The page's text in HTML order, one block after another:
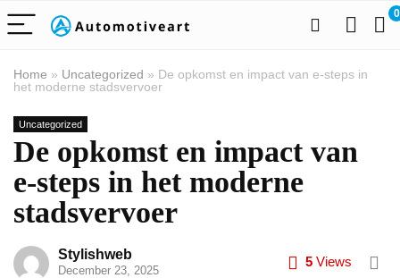
0
Home » Uncategorized » De opkomst en impact van e-steps in
het moderne stadsvervoer
Uncategorized
De opkomst en impact van
e-steps in het moderne
stadsvervoer
Stylishweb
December 23, 2025
5 Views